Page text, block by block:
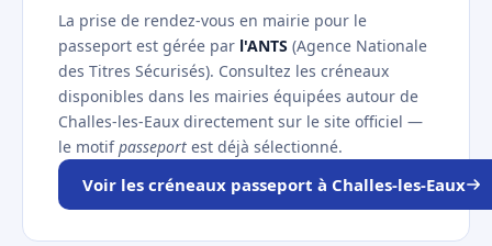
La prise de rendez-vous en mairie pour le
passeport est gérée par l'ANTS (Agence Nationale
des Titres Sécurisés). Consultez les créneaux
disponibles dans les mairies équipées autour de
Challes-les-Eaux directement sur le site officiel —
le motifpasseport est déjà sélectionné.
Voir les créneaux passeport à Challes-les-Eaux